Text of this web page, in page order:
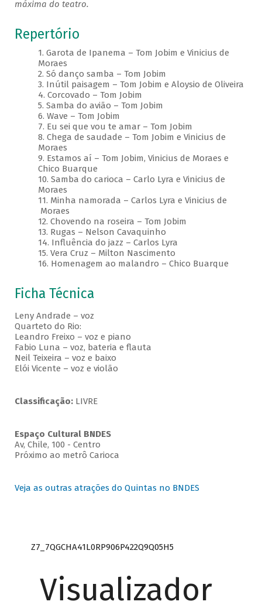
máxima do teatro.
Repertório
1. Garota de Ipanema – Tom Jobim e Vinicius de
Moraes
2. Só danço samba – Tom Jobim
3. Inútil paisagem – Tom Jobim e Aloysio de Oliveira
4. Corcovado – Tom Jobim
5. Samba do avião – Tom Jobim
6. Wave – Tom Jobim
7. Eu sei que vou te amar – Tom Jobim
8. Chega de saudade – Tom Jobim e Vinicius de
Moraes
9. Estamos aí – Tom Jobim, Vinicius de Moraes e
Chico Buarque
10. Samba do carioca – Carlo Lyra e Vinicius de
Moraes
11. Minha namorada – Carlos Lyra e Vinicius de
Moraes
12. Chovendo na roseira – Tom Jobim
13. Rugas – Nelson Cavaquinho
14. Influência do jazz – Carlos Lyra
15. Vera Cruz – Milton Nascimento
16. Homenagem ao malandro – Chico Buarque
Ficha Técnica
Leny Andrade – voz
Quarteto do Rio:
Leandro Freixo – voz e piano
Fabio Luna – voz, bateria e flauta
Neil Teixeira – voz e baixo
Elói Vicente – voz e violão
Classificação: LIVRE
Espaço Cultural BNDES
Av, Chile, 100 - Centro
Próximo ao metrô Carioca
Veja as outras atrações do Quintas no BNDES
Z7_7QGCHA41L0RP906P422Q9Q05H5
Visualizador